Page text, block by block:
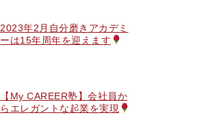
2023年2月自分磨きアカデミ
ーは15年周年を迎えます
【My CAREER塾】会社員か
らエレガントな起業を実現